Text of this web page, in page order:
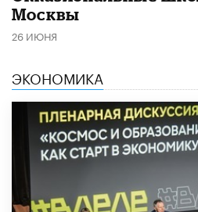
Москвы
26 ИЮНЯ
ЭКОНОМИКА